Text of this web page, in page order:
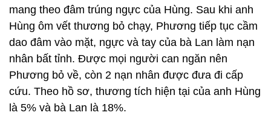
mang theo đâm trúng ngực của Hùng. Sau khi anh
Hùng ôm vết thương bỏ chạy, Phương tiếp tục cầm
dao đâm vào mặt, ngực và tay của bà Lan làm nạn
nhân bất tỉnh. Được mọi người can ngăn nên
Phương bỏ về, còn 2 nạn nhân được đưa đi cấp
cứu. Theo hồ sơ, thương tích hiện tại của anh Hùng
là 5% và bà Lan là 18%.